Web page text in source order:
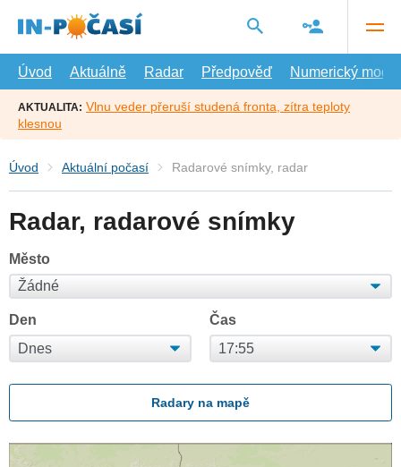
hlavní
Úvod
Aktuálně Radar Předpověď Numerický model
AKTUALITA: Vlnu veder přeruší studená fronta, zítra teploty
klesnou
Úvod Aktuální počasí Radarové snímky, radar
Radar, radarové snímky
Město
Den Čas
Radary na mapě